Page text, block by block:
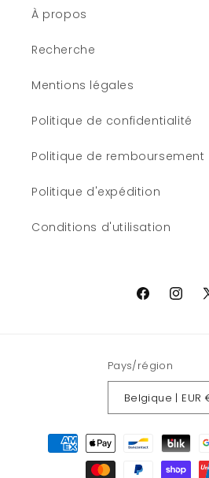
À propos
Recherche
Mentions légales
Politique de confidentialité
Politique de remboursement
Politique d'expédition
Conditions d'utilisation
Facebook
X
Pays/région
Moyens